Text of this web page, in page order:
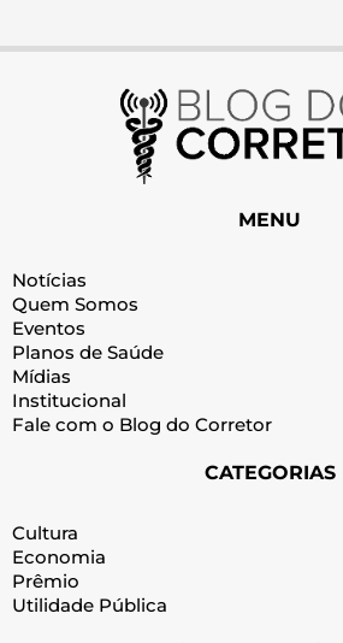
MENU
Notícias
Quem Somos
Eventos
Planos de Saúde
Mídias
Institucional
Fale com o Blog do Corretor
CATEGORIAS
Cultura
Economia
Prêmio
Utilidade Pública